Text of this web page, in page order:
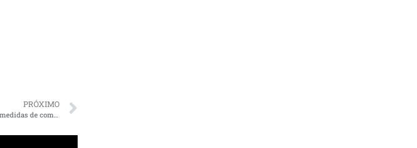
PRÓXIMO
Othelino convoca nova sessão remota para votar medidas de combate à Covid-19 na próxima segunda